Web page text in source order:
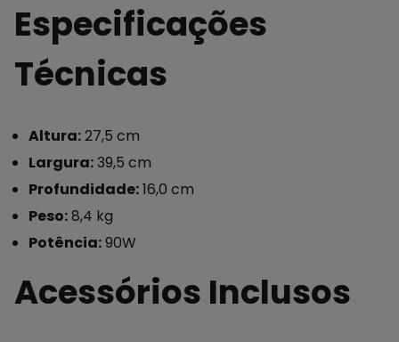
Especificações
Técnicas
Altura:27,5 cm
Largura:39,5 cm
Profundidade:16,0 cm
Peso:8,4 kg
Potência:90W
Acessórios Inclusos